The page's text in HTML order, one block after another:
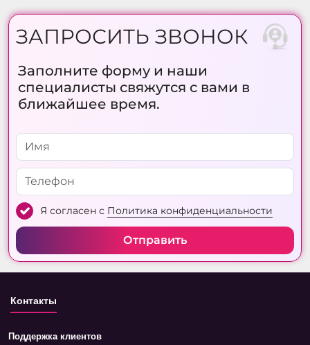
ЗАПРОСИТЬ ЗВОНОК
Заполните форму и наши
специалисты свяжутся с вами в
ближайшее время.
Я согласен с Политика конфиденциальности
Отправить
Контакты
Поддержка клиентов